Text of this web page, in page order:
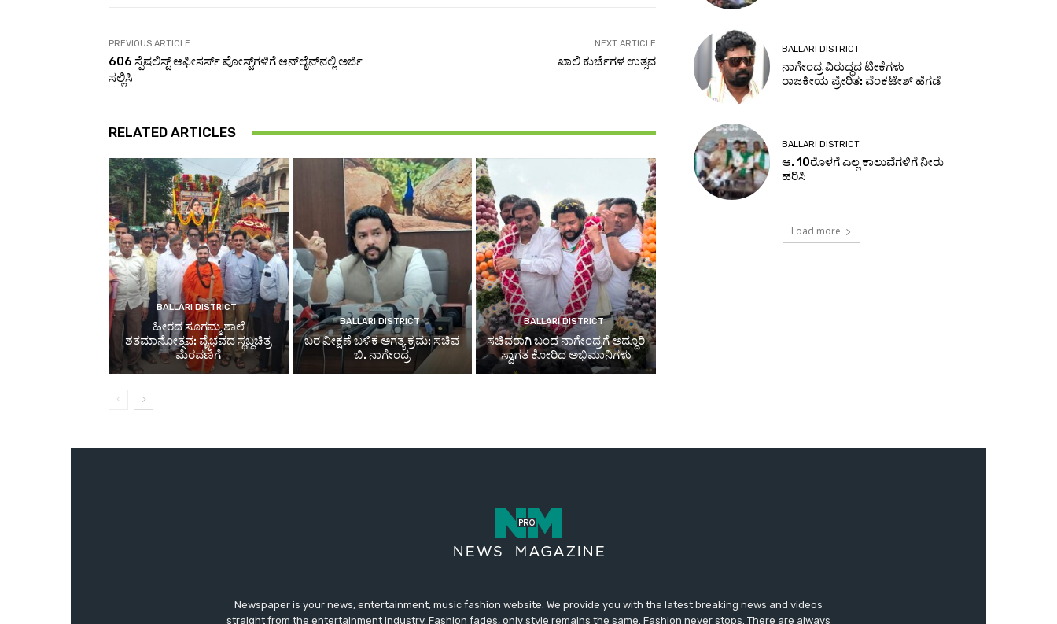
Newspaper is your news, entertainment, music fashion website. We provide you with the latest breaking news and videos
straight from the entertainment industry. Fashion fades, only style remains the same. Fashion never stops. There are always